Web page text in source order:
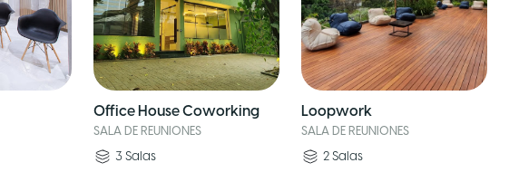
Office House Coworking
SALA DE REUNIONES
3 Salas
Loopwork
SALA DE REUNIONES
2 Salas